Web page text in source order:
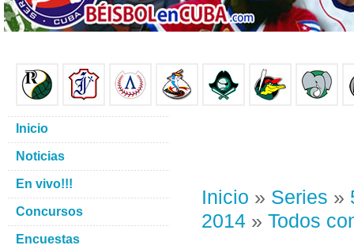
Inicio » Series »
2014 » Todos
Inicio
Noticias
En vivo!!!
Concursos
Encuestas